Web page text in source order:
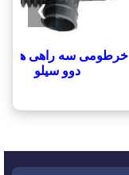
خرطومی سه راهی
دوو سیلو
❯